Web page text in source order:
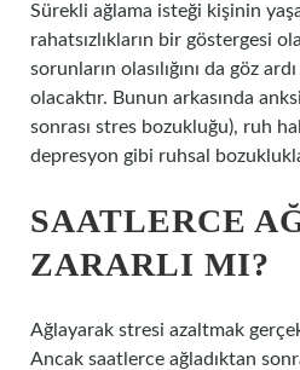
Sürekli ağlama isteği kişinin
rahatsızlıkların bir göstergesi
sorunların olasılığını da göz
olacaktır. Bunun arkasında
sonrası stres bozukluğu), ruh
depresyon gibi ruhsal
SAATLERCE
ZARARLI MI?
Ağlayarak stresi azaltmak
Ancak saatlerce ağladıktan